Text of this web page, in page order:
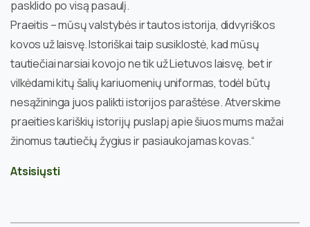
pasklido po visą pasaulį.
Praeitis – mūsų valstybės ir tautos istorija, didvyriškos
kovos už laisvę. Istoriškai taip susiklostė, kad mūsų
tautiečiai narsiai kovojo ne tik už Lietuvos laisvę, bet ir
vilkėdami kitų šalių kariuomenių uniformas, todėl būtų
nesąžininga juos palikti istorijos paraštėse. Atverskime
praeities kariškių istorijų puslapį apie šiuos mums mažai
žinomus tautiečių žygius ir pasiaukojamas kovas.“
Atsisiųsti